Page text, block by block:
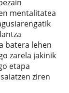
mentalitatea
batera lehen
zarela jakinik
etapa
ziren